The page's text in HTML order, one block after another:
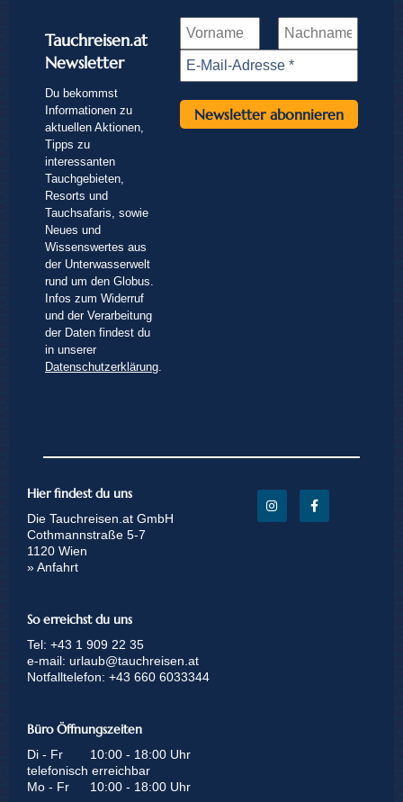
Tauchreisen.at
Newsletter
Du bekommst
Informationen zu
aktuellen Aktionen,
Tipps zu
interessanten
Tauchgebieten,
Resorts und
Tauchsafaris, sowie
Neues und
Wissenswertes aus
der Unterwasserwelt
rund um den Globus.
Infos zum Widerruf
und der Verarbeitung
der Daten findest du
in unserer
Datenschutzerklärung.
Hier findest du uns
Die Tauchreisen.at GmbH
Cothmannstraße 5-7
1120 Wien
» Anfahrt
So erreichst du uns
Tel: +43 1 909 22 35
e-mail: urlaub@tauchreisen.at
Notfalltelefon: +43 660 6033344
Büro Öffnungszeiten
Di - Fr
10:00 - 18:00 Uhr
telefonisch erreichbar
Mo - Fr
10:00 - 18:00 Uhr